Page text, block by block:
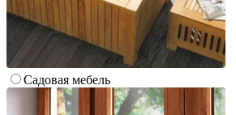
Cадовая мебель